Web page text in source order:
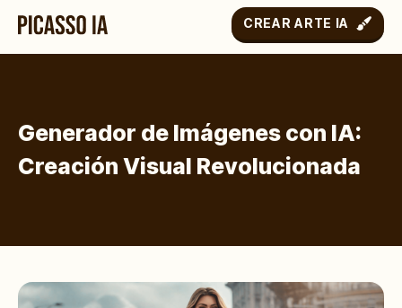
CREAR ARTE IA
Generador de Imágenes con IA:
Creación Visual Revolucionada